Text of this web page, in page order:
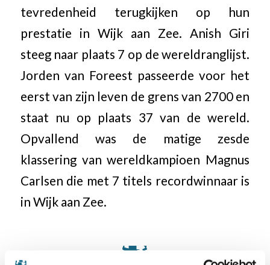
tevredenheid terugkijken op hun
prestatie in Wijk aan Zee. Anish Giri
steeg naar plaats 7 op de wereldranglijst.
Jorden van Foreest passeerde voor het
eerst van zijn leven de grens van 2700 en
staat nu op plaats 37 van de wereld.
Opvallend was de matige zesde
klassering van wereldkampioen Magnus
Carlsen die met 7 titels recordwinnaar is
in Wijk aan Zee.